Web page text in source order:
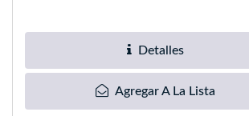
Detalles
Agregar A La Lista